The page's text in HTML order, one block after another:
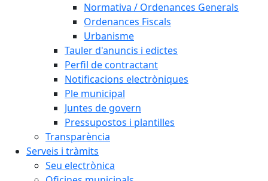
Normativa / Ordenances Generals
Ordenances Fiscals
Urbanisme
Tauler d'anuncis i edictes
Perfil de contractant
Notificacions electròniques
Ple municipal
Juntes de govern
Pressupostos i plantilles
Transparència
Serveis i tràmits
Seu electrònica